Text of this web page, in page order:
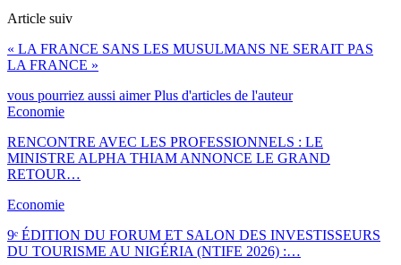
Article suiv
« LA FRANCE SANS LES MUSULMANS NE SERAIT PAS
LA FRANCE »
vous pourriez aussi aimer Plus d'articles de l'auteur
Economie
RENCONTRE AVEC LES PROFESSIONNELS : LE
MINISTRE ALPHA THIAM ANNONCE LE GRAND
RETOUR…
Economie
9ᵉ ÉDITION DU FORUM ET SALON DES INVESTISSEURS
DU TOURISME AU NIGÉRIA (NTIFE 2026) :…